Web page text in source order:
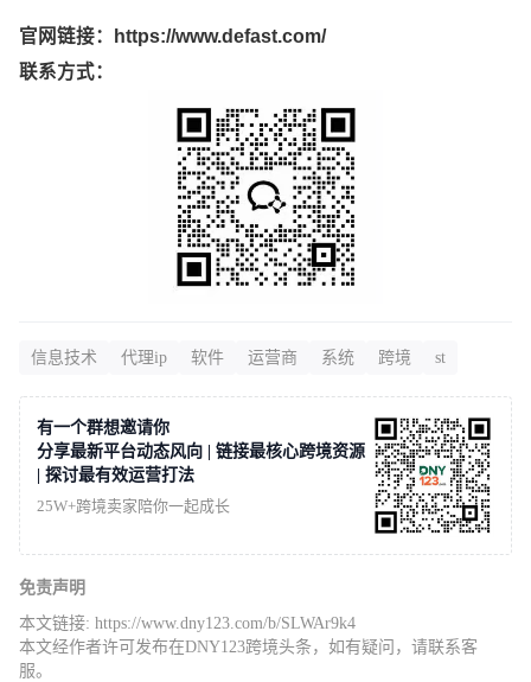
官网链接：
https://www.defast.com/
联系方式：
信息技术 代理ip 软件 运营商 系统 跨境 st
有一个群想邀请你
分享最新平台动态风向 | 链接最核心跨境资源
| 探讨最有效运营打法
25W+跨境卖家陪你一起成长
免责声明
本文链接: https://www.dny123.com/b/SLWAr9k4
本文经作者许可发布在DNY123跨境头条，如有疑问，请联系客
服。